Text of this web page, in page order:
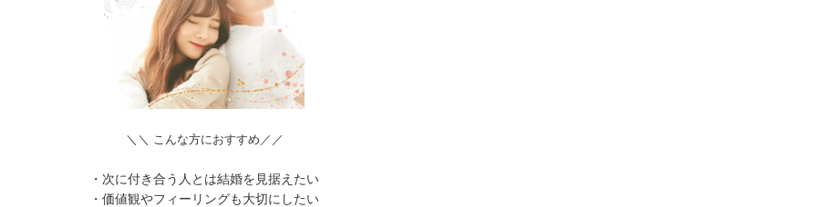
＼＼ こんな方におすすめ／／
・次に付き合う人とは結婚を見据えたい
・価値観やフィーリングも大切にしたい